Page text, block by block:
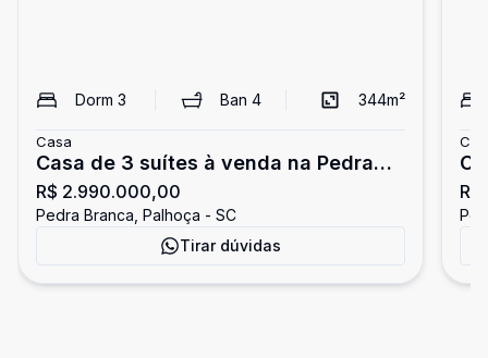
Dorm 3 Ban 4 344m²
Casa
Casa de 3 suítes à venda na Pedra
Branca
R$ 2.990.000,00
Pedra Branca, Palhoça - SC
Tirar dúvidas